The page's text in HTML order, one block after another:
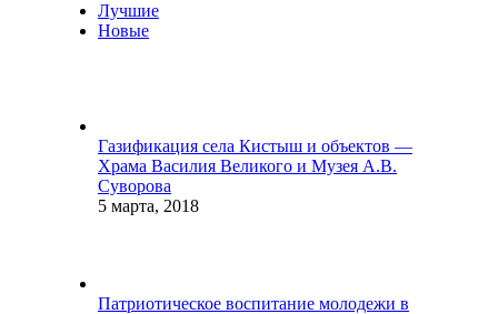
Лучшие
Новые
Газификация села Кистыш и объектов —
Храма Василия Великого и Музея А.В.
Суворова
5 марта, 2018
Патриотическое воспитание молодежи в